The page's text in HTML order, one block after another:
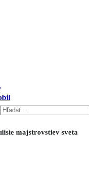
majstrovstiev sveta